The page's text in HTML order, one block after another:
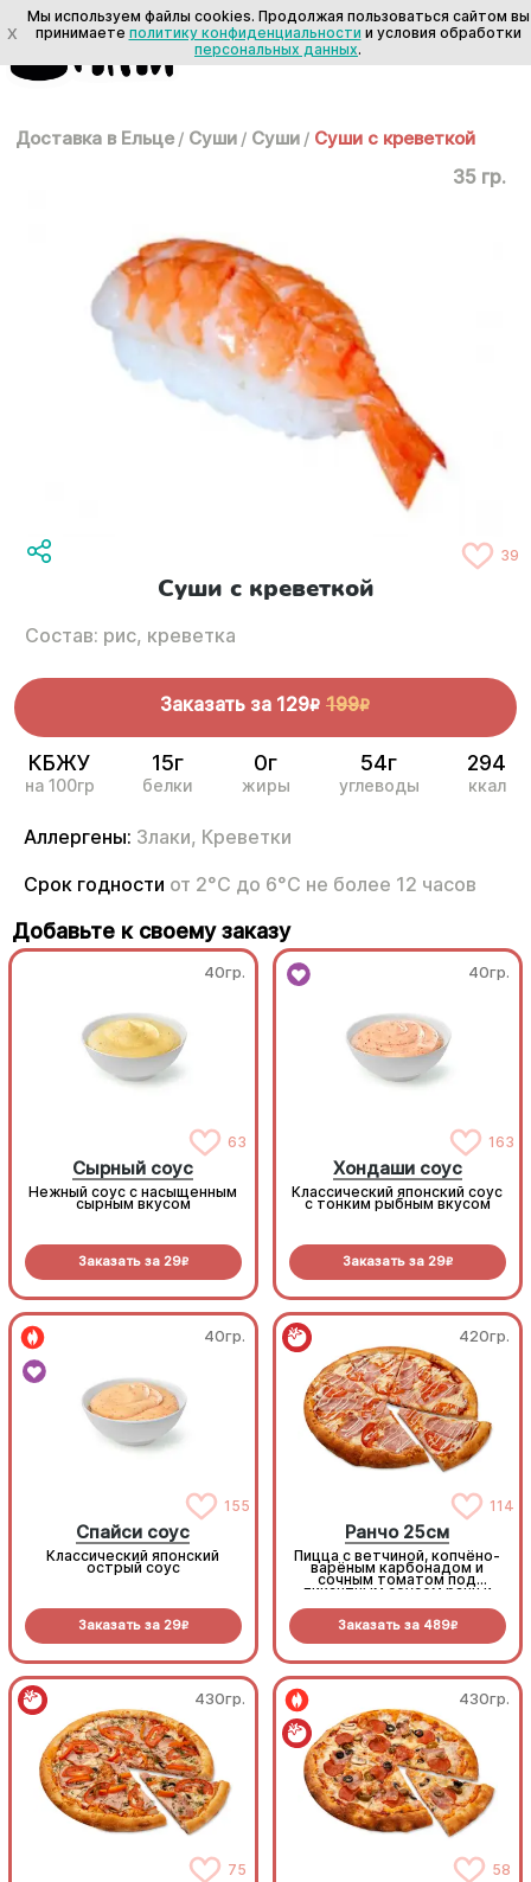
Доставка в Ельце / Суши / Суши / Суши с креветкой
35 гр.
39
Суши с креветкой
Состав: рис, креветка
Заказать за 129R 199R
КБЖУ
на 100гр
15г
белки
0г
жиры
54г
углеводы
294
ккал
Аллергены: Злаки, Креветки
Срок годности от 2°С до 6°С не более 12 часов
Добавьте к своему заказу
40гр.
63
Сырный соус
Нежный соус с насыщенным
сырным вкусом
Заказать за 29R
40гр.
163
Хондаши соус
Классический японский соус
с тонким рыбным вкусом
Заказать за 29R
40гр.
155
Спайси соус
Классический японский
острый соус
Заказать за 29R
420гр.
114
Ранчо 25см
Пицца с ветчиной, копчёно-
варёным карбонадом и
сочным томатом под
пикантным соусом ранч и
Заказать за 489R
430гр.
75
430гр.
58
X
Мы используем файлы cookies. Продолжая пользоваться сайтом вы
принимаете политику конфиденциальности и условия обработки
персональных данных.